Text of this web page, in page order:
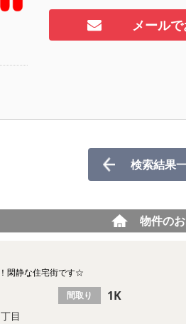
メール
検索結果
物件の
閑静な住宅街です☆
目
間取り 1K